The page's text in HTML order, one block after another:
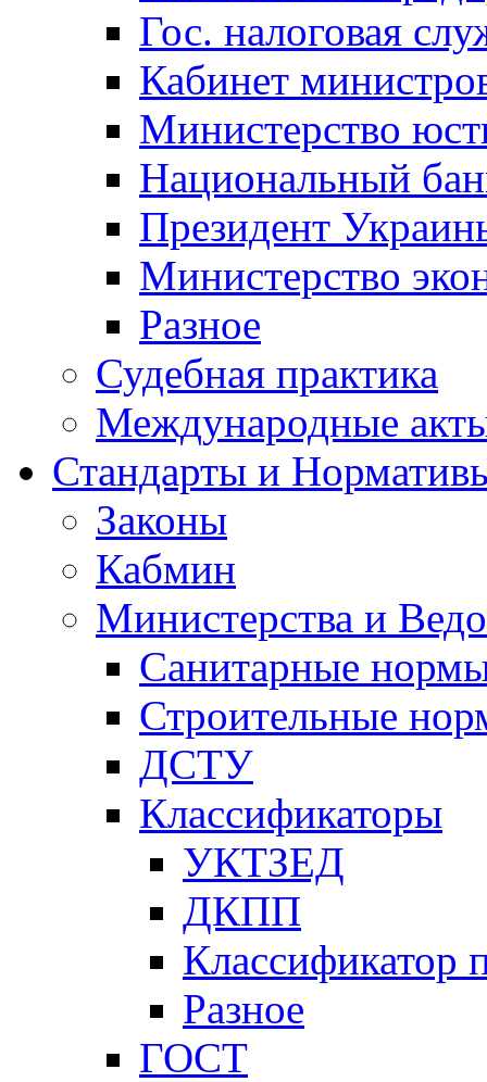
Гос. налоговая
Кабинет
Министерство
Национальный
Президент
Министерство
Разное
Судебная практика
Международные
Стандарты и
Законы
Кабмин
Министерства и
Санитарные
Строительные
ДСТУ
Классификаторы
УКТЗЕД
ДКПП
Классификатор
Разное
ГОСТ